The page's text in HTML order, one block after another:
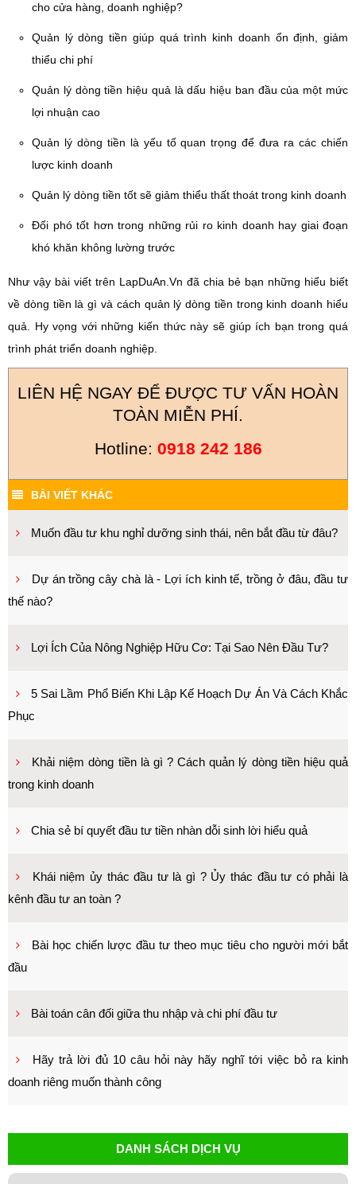
cho cửa hàng, doanh nghiệp?
Quản lý dòng tiền giúp quá trình kinh doanh ổn định, giảm
thiểu chi phí
Quản lý dòng tiền hiệu quả là dấu hiệu ban đầu của một mức
lợi nhuận cao
Quản lý dòng tiền là yếu tố quan trọng để đưa ra các chiến
lược kinh doanh
Quản lý dòng tiền tốt sẽ giảm thiểu thất thoát trong kinh doanh
Đối phó tốt hơn trong những rủi ro kinh doanh hay giai đoạn
khó khăn không lường trước
Như vậy bài viết trên LapDuAn.Vn đã chia bẻ bạn những hiểu biết
về dòng tiền là gì và cách quản lý dòng tiền trong kinh doanh hiểu
quả. Hy vọng với những kiến thức này sẽ giúp ích bạn trong quá
trình phát triển doanh nghiệp.
LIÊN HỆ NGAY ĐỂ ĐƯỢC TƯ VẤN HOÀN
TOÀN MIỄN PHÍ.
Hotline: 0918 242 186
BÀI VIẾT KHÁC
Muốn đầu tư khu nghỉ dưỡng sinh thái, nên bắt đầu từ đâu?
Dự án trồng cây chà là - Lợi ích kinh tế, trồng ở đâu, đầu tư
thế nào?
Lợi Ích Của Nông Nghiệp Hữu Cơ: Tại Sao Nên Đầu Tư?
5 Sai Lầm Phổ Biến Khi Lập Kế Hoạch Dự Án Và Cách Khắc
Phục
Khải niệm dòng tiền là gì ? Cách quản lý dòng tiền hiệu quả
trong kinh doanh
Chia sẻ bí quyết đầu tư tiền nhàn dỗi sinh lời hiểu quả
Khái niệm ủy thác đầu tư là gì ? Ủy thác đầu tư có phải là
kênh đầu tư an toàn ?
Bài học chiến lược đầu tư theo mục tiêu cho người mới bắt
đầu
Bài toán cân đối giữa thu nhập và chi phí đầu tư
Hãy trả lời đủ 10 câu hỏi này hãy nghĩ tới việc bỏ ra kinh
doanh riêng muốn thành công
DANH SÁCH DỊCH VỤ